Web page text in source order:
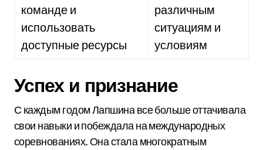
команде и
использовать
доступные ресурсы
различным
ситуациям и
условиям
Успех и признание
С каждым годом Лапшина все больше оттачивала
свои навыки и побеждала на международных
соревнованиях. Она стала многократным